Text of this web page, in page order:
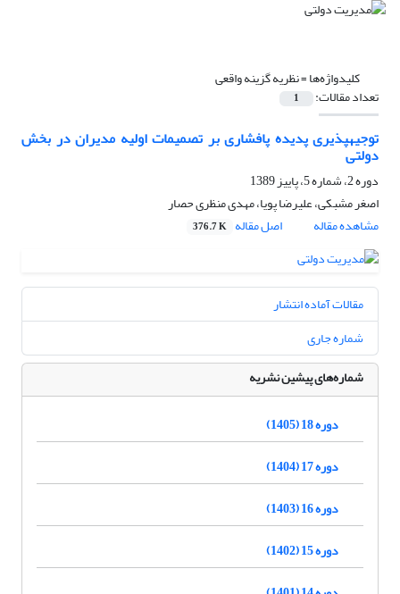
کلیدواژه‌ها =نظریه گزینه واقعی
تعداد مقالات: 1
توجیه‎پذیری پدیده پافشاری بر تصمیمات اولیه مدیران در بخش
دولتی
دوره 2، شماره 5، پاییز 1389
اصغر مشبکی، علیرضا پویا، مهدی منظری حصار
مشاهده مقاله
اصل مقاله 376.7 K
مقالات آماده انتشار
شماره جاری
شماره‌های پیشین نشریه
دوره 18 (1405)
دوره 17 (1404)
دوره 16 (1403)
دوره 15 (1402)